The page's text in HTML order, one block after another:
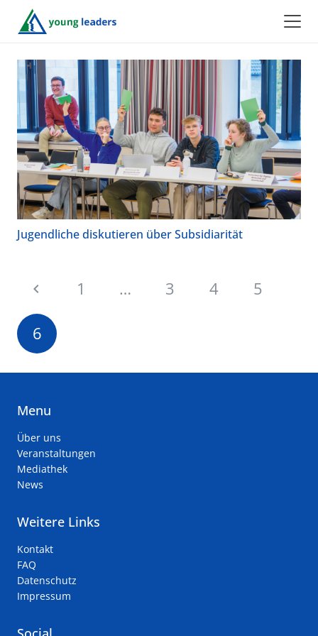
Jugendliche diskutieren über Subsidiarität
1 … 3 4 5
6
Menu
Über uns
Veranstaltungen
Mediathek
News
Weitere Links
Kontakt
FAQ
Datenschutz
Impressum